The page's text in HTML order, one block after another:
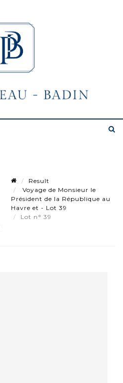
Result
Voyage de Monsieur le
Président de la République au
Havre et - Lot 39
Lot n° 39